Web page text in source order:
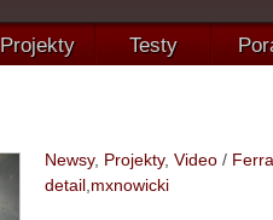
Projekty Testy
Newsy, Projekty, Video /
detail mxnowicki